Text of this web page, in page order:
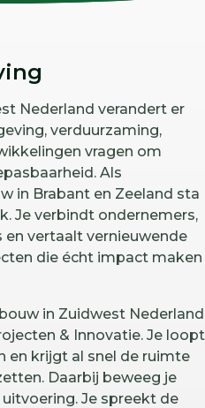
Nederland verandert er
verduurzaming,
vragen om
Als
in Brabant en Zeeland sta
Je verbindt ondernemers,
en vertaalt vernieuwende
die écht impact maken
in Zuidwest Nederland
& Innovatie. Je loopt
en krijgt al snel de ruimte
Daarbij beweeg je
Je spreekt de